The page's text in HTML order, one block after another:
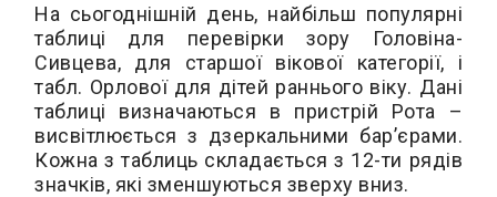
На сьогоднішній день, найбільш популярні
таблиці для перевірки зору Головіна-
Сивцева, для старшої вікової категорії, і
табл. Орлової для дітей раннього віку. Дані
таблиці визначаються в пристрій Рота –
висвітлюється з дзеркальними бар’єрами.
Кожна з таблиць складається з 12-ти рядів
значків, які зменшуються зверху вниз.